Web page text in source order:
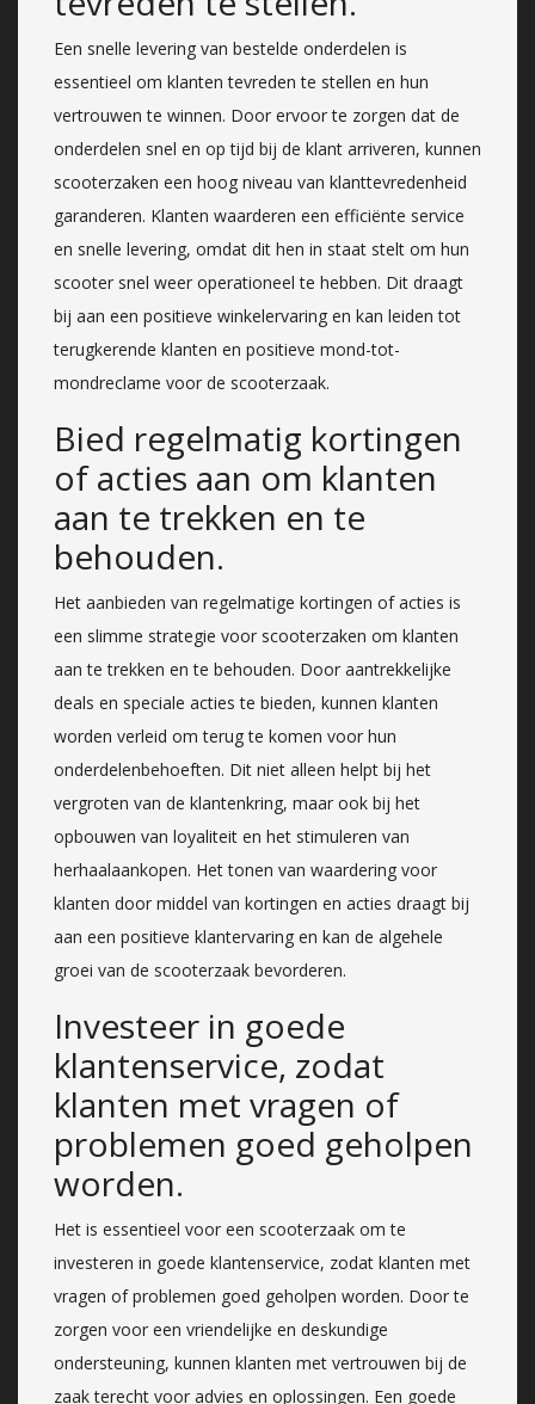
Een snelle levering van bestelde onderdelen is
essentieel om klanten tevreden te stellen en hun
vertrouwen te winnen. Door ervoor te zorgen dat de
onderdelen snel en op tijd bij de klant arriveren, kunnen
scooterzaken een hoog niveau van klanttevredenheid
garanderen. Klanten waarderen een efficiënte service
en snelle levering, omdat dit hen in staat stelt om hun
scooter snel weer operationeel te hebben. Dit draagt
bij aan een positieve winkelervaring en kan leiden tot
terugkerende klanten en positieve mond-tot-
mondreclame voor de scooterzaak.
Bied regelmatig kortingen
of acties aan om klanten
aan te trekken en te
behouden.
Het aanbieden van regelmatige kortingen of acties is
een slimme strategie voor scooterzaken om klanten
aan te trekken en te behouden. Door aantrekkelijke
deals en speciale acties te bieden, kunnen klanten
worden verleid om terug te komen voor hun
onderdelenbehoeften. Dit niet alleen helpt bij het
vergroten van de klantenkring, maar ook bij het
opbouwen van loyaliteit en het stimuleren van
herhaalaankopen. Het tonen van waardering voor
klanten door middel van kortingen en acties draagt bij
aan een positieve klantervaring en kan de algehele
groei van de scooterzaak bevorderen.
Investeer in goede
klantenservice, zodat
klanten met vragen of
problemen goed geholpen
worden.
Het is essentieel voor een scooterzaak om te
investeren in goede klantenservice, zodat klanten met
vragen of problemen goed geholpen worden. Door te
zorgen voor een vriendelijke en deskundige
ondersteuning, kunnen klanten met vertrouwen bij de
zaak terecht voor advies en oplossingen. Een goede